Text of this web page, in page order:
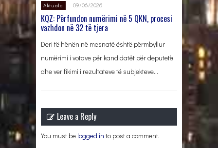
Aktuale 09/06/2026
KQZ: Përfundon numërimi në 5 QKN, procesi
vazhdon në 32 të tjera
Deri të hënën në mesnatë është përmbyllur
numërimi i votave për kandidatët për deputetë
dhe verifikimi i rezultateve të subjekteve…
Leave a Reply
You must be logged in to post a comment.